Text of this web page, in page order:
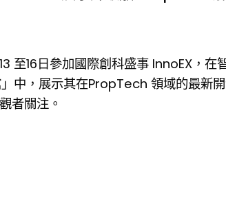
至16日參加國際創科盛事 InnoEX，在
中，展示其在PropTech 領域的最新
者關注。